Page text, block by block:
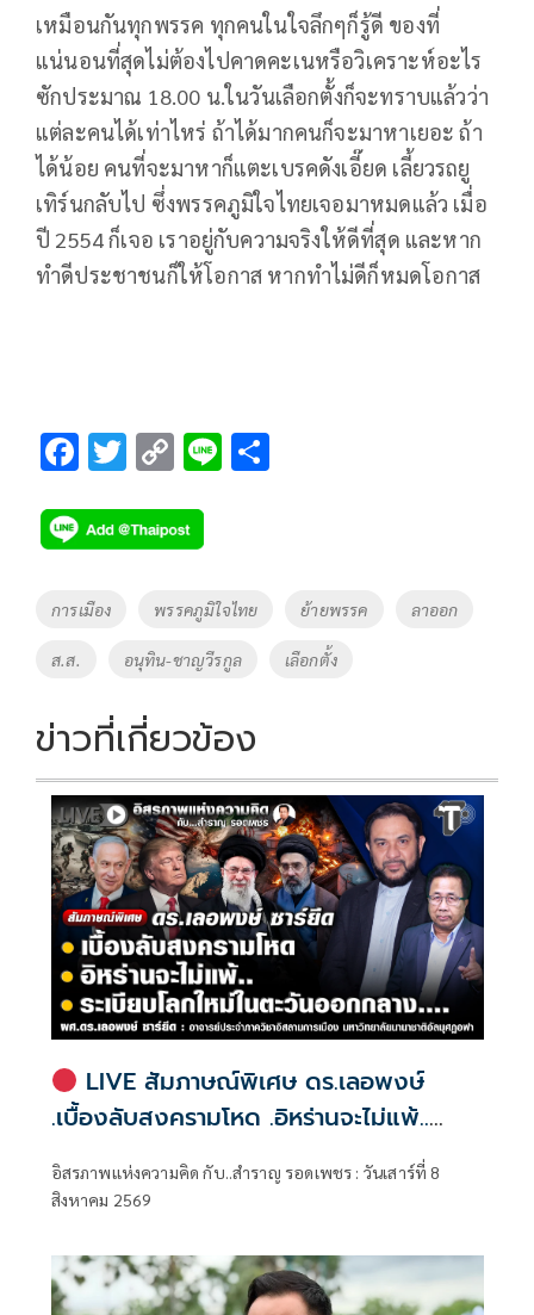
เหมือนกันทุกพรรค ทุกคนในใจลึกๆก็รู้ดี ของที่
แน่นอนที่สุดไม่ต้องไปคาดคะเนหรือวิเคราะห์อะไร
ซักประมาณ 18.00 น.ในวันเลือกตั้งก็จะทราบแล้วว่า
แต่ละคนได้เท่าไหร่ ถ้าได้มากคนก็จะมาหาเยอะ ถ้า
ได้น้อย คนที่จะมาหาก็แตะเบรคดังเอี๊ยด เลี้ยวรถยู
เทิร์นกลับไป ซึ่งพรรคภูมิใจไทยเจอมาหมดแล้ว เมื่อ
ปี 2554 ก็เจอ เราอยู่กับความจริงให้ดีที่สุด และหาก
ทำดีประชาชนก็ให้โอกาส หากทำไม่ดีก็หมดโอกาส
F
e
b
o
k
T
tt
er
C
p
y
Li
n
k
Li
Tags
การเมือง พรรคภูมิใจไทย ย้ายพรรค ลาออก
ส.ส. อนุทิน-ชาญวีรกูล เลือกตั้ง
ข่าวที่เกี่ยวข้อง
LIVE สัมภาษณ์พิเศษ ดร.เลอพงษ์
.เบื้องลับสงครามโหด .อิหร่านจะไม่แพ้..
อิสรภาพแห่งความคิด กับ..สำราญ รอด
อิสรภาพแห่งความคิด กับ..สำราญ รอดเพชร : วันเสาร์ที่ 8
สิงหาคม 2569